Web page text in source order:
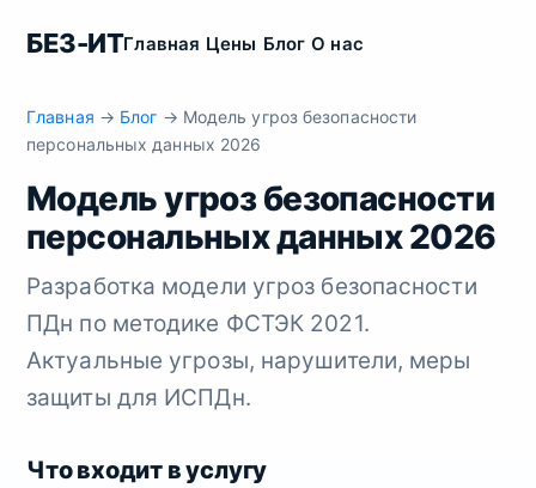
БЕЗ-ИТГлавная Цены Блог О нас
Главная → Блог → Модель угроз безопасности
персональных данных 2026
Модель угроз безопасности
персональных данных 2026
Разработка модели угроз безопасности
ПДн по методике ФСТЭК 2021.
Актуальные угрозы, нарушители, меры
защиты для ИСПДн.
Что входит в услугу